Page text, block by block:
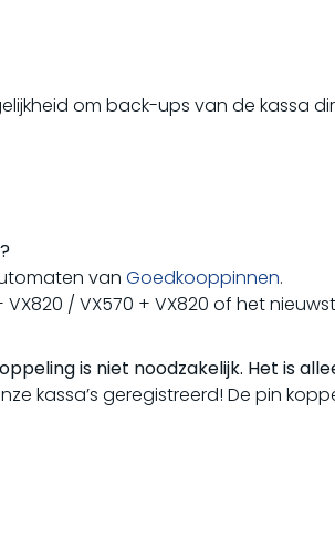
om back-ups van de kassa
van Goedkooppinnen.
/ VX570 + VX820 of het
is niet noodzakelijk. Het is
kassa’s geregistreerd! De pin